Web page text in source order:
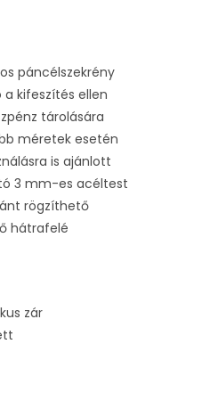
páncélszekrény
kifeszítés ellen
tárolására
méretek esetén
is ajánlott
3 mm-es acéltest
rögzíthető
hátrafelé
zár